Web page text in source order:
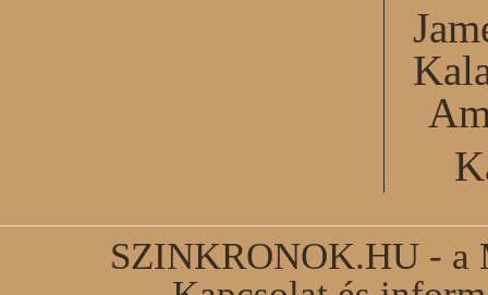
SZINKRONOK.HU - a